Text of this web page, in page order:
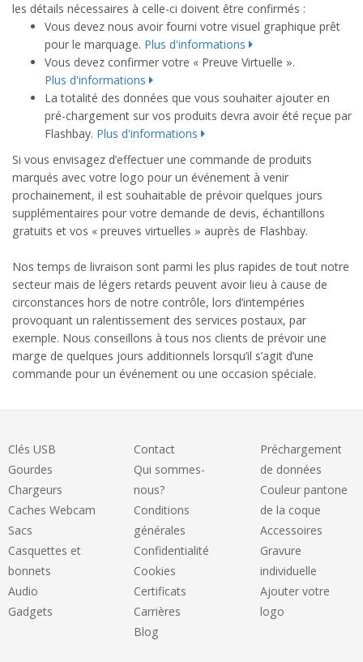
les détails nécessaires à celle-ci doivent être confirmés :
Vous devez nous avoir fourni votre visuel graphique prêt
pour le marquage. Plus d'informations
Vous devez confirmer votre « Preuve Virtuelle ».
Plus d'informations
La totalité des données que vous souhaiter ajouter en
pré-chargement sur vos produits devra avoir été reçue par
Flashbay. Plus d'informations
Si vous envisagez d’effectuer une commande de produits
marqués avec votre logo pour un événement à venir
prochainement, il est souhaitable de prévoir quelques jours
supplémentaires pour votre demande de devis, échantillons
gratuits et vos « preuves virtuelles » auprès de Flashbay.
Nos temps de livraison sont parmi les plus rapides de tout notre
secteur mais de légers retards peuvent avoir lieu à cause de
circonstances hors de notre contrôle, lors d’intempéries
provoquant un ralentissement des services postaux, par
exemple. Nous conseillons à tous nos clients de prévoir une
marge de quelques jours additionnels lorsqu’il s’agit d’une
commande pour un événement ou une occasion spéciale.
Clés USB
Gourdes
Chargeurs
Caches Webcam
Sacs
Casquettes et
bonnets
Audio
Gadgets
Contact
Qui sommes-
nous?
Conditions
générales
Confidentialité
Cookies
Certificats
Carrières
Blog
Préchargement
de données
Couleur pantone
de la coque
Accessoires
Gravure
individuelle
Ajouter votre
logo